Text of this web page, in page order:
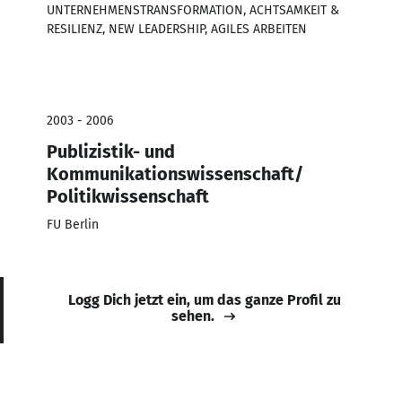
UNTERNEHMENSTRANSFORMATION, ACHTSAMKEIT &
RESILIENZ, NEW LEADERSHIP, AGILES ARBEITEN
2003 - 2006
Publizistik- und
Kommunikationswissenschaft/
Politikwissenschaft
FU Berlin
Logg Dich jetzt ein, um das ganze Profil zu
sehen.